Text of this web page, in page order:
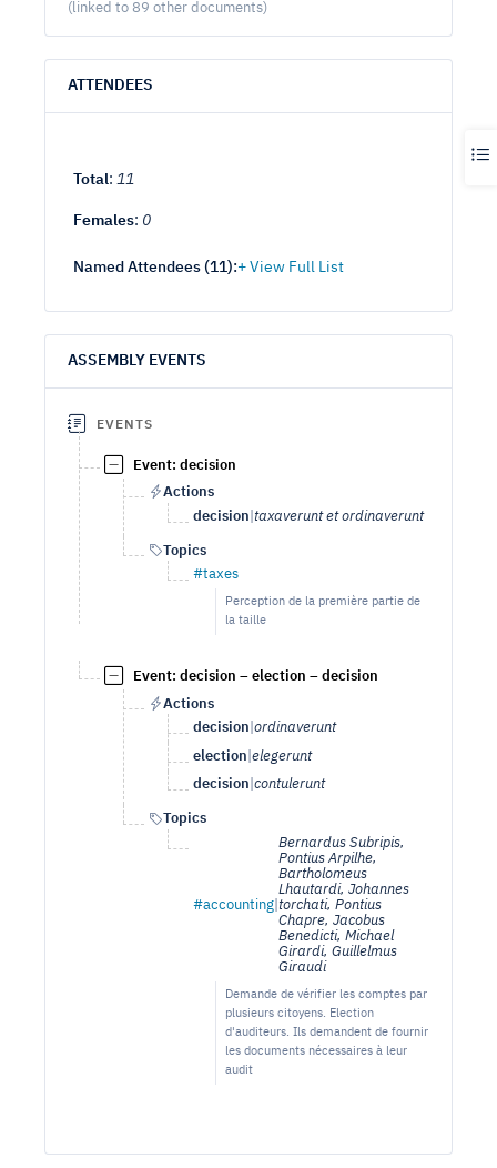
(linked to 89 other documents)
ATTENDEES
Total: 11
Females: 0
Named Attendees (11):
ASSEMBLY EVENTS
EVENTS
Event: decision
Actions
decision taxaverunt et ordinaverunt
Topics
#taxes
Perception de la première partie de
la taille
Event: decision – election – decision
Actions
decision ordinaverunt
election elegerunt
decision contulerunt
Topics
#accounting|
Bernardus Subripis,
Pontius Arpilhe,
Bartholomeus
Lhautardi, Johannes
torchati, Pontius
Chapre, Jacobus
Benedicti, Michael
Girardi, Guillelmus
Giraudi
Demande de vérifier les comptes par
plusieurs citoyens. Election
d'auditeurs. Ils demandent de fournir
les documents nécessaires à leur
audit